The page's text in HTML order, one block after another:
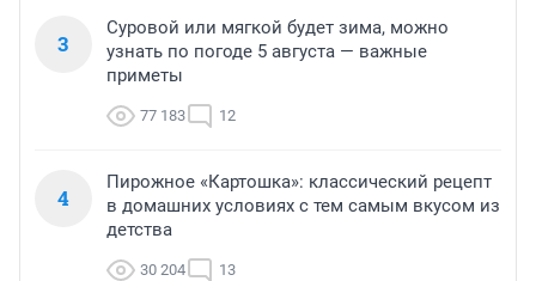
3
Суровой или мягкой будет зима, можно
узнать по погоде 5 августа — важные
приметы
77 183 12
4
Пирожное «Картошка»: классический рецепт
в домашних условиях с тем самым вкусом из
детства
30 204 13